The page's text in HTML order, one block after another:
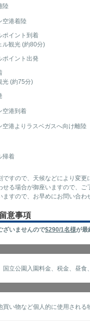
陸
空港着陸
ポイント到着
観光 (約80分)
ポイント出発
光 (約75分)
空港到着
空港よりラスベガスへ向け離陸
帰着
すので、天候などにより変更
る場合が御座いますので、ご
すので、お早めにお問い合わ
意事項
ざいませんので$290/1名様が最
立公園入園料金、税金、昼食
買い物など個人的に使用される